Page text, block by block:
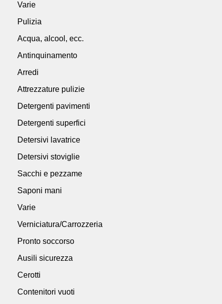
Varie
Pulizia
Acqua, alcool, ecc.
Antinquinamento
Arredi
Attrezzature pulizie
Detergenti pavimenti
Detergenti superfici
Detersivi lavatrice
Detersivi stoviglie
Sacchi e pezzame
Saponi mani
Varie
Verniciatura/Carrozzeria
Pronto soccorso
Ausili sicurezza
Cerotti
Contenitori vuoti